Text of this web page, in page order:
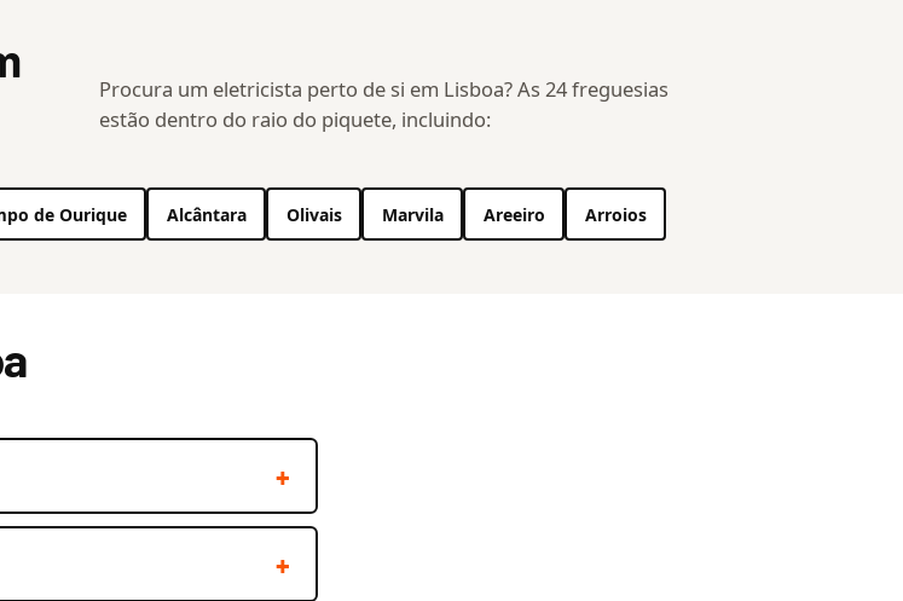
Procura um eletricista perto de si em Lisboa? As 24 freguesias
estão dentro do raio do piquete, incluindo:
de Ourique Alcântara Olivais Marvila Areeiro Arroios